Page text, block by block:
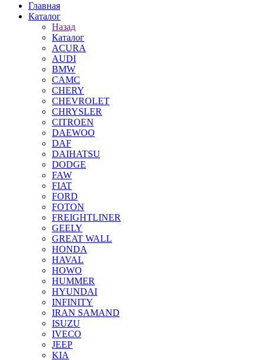
Главная
Каталог
Назад
Каталог
ACURA
AUDI
BMW
CAMC
CHERY
CHEVROLET
CHRYSLER
CITROEN
DAEWOO
DAF
DAIHATSU
DODGE
FAW
FIAT
FORD
FOTON
FREIGHTLINER
GEELY
GREAT WALL
HONDA
HAVAL
HOWO
HUMMER
HYUNDAI
INFINITY
IRAN SAMAND
ISUZU
IVECO
JEEP
KIA